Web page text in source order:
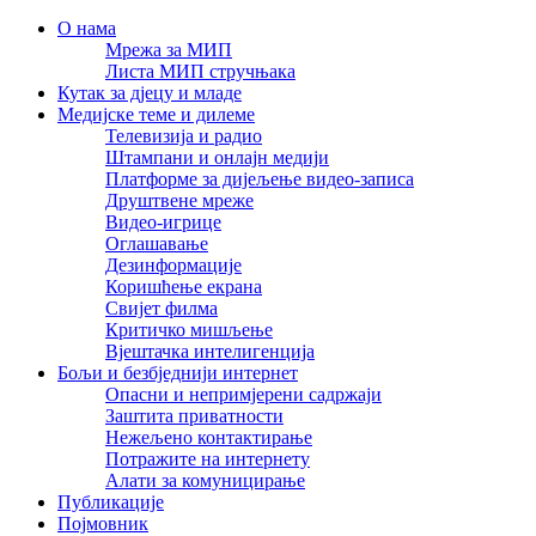
О нама
Мрежа за МИП
Листа МИП стручњака
Кутак за дјецу и младе
Медијске теме и дилеме
Телевизија и радио
Штампани и онлајн медији
Платформе за дијељење видео-записа
Друштвене мреже
Видео-игрице
Оглашавање
Дезинформације
Коришћење екрана
Свијет филма
Критичко мишљење
Вјештачка интелигенција
Бољи и безбједнији интернет
Опасни и непримјерени садржаји
Заштита приватности
Нежељено контактирање
Потражите на интернету
Алати за комуницирање
Публикације
Појмовник